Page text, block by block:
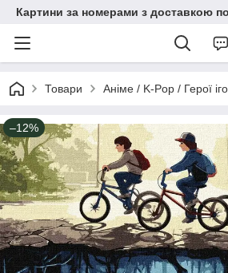
Картини за номерами з доставкою по
Товари Аніме / K-Pop / Герої
–12%